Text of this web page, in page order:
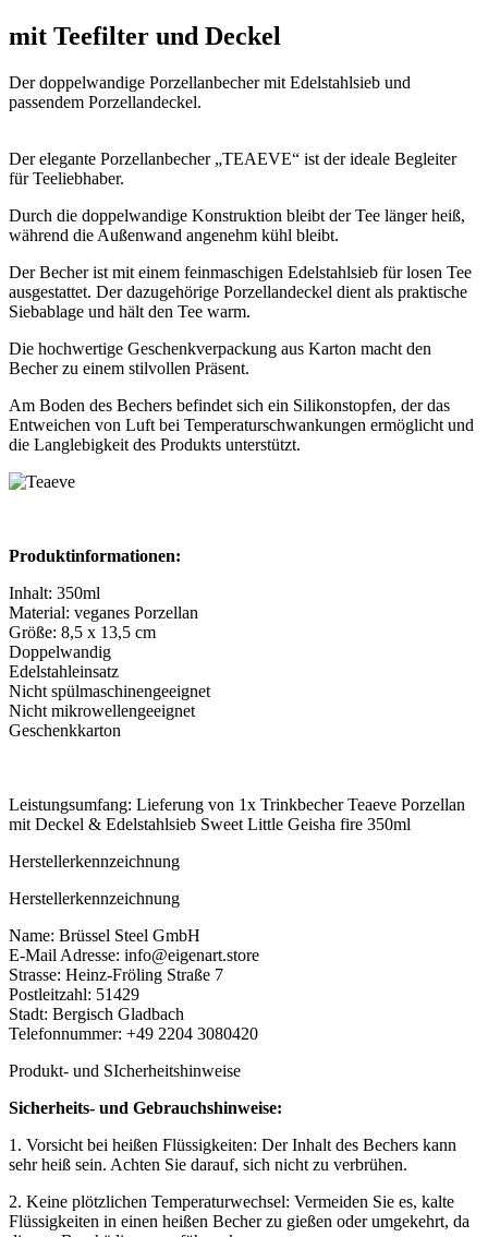
mit Teefilter und Deckel
Der doppelwandige Porzellanbecher mit Edelstahlsieb und
passendem Porzellandeckel.
Der elegante Porzellanbecher „TEAEVE“ ist der ideale Begleiter
für Teeliebhaber.
Durch die doppelwandige Konstruktion bleibt der Tee länger heiß,
während die Außenwand angenehm kühl bleibt.
Der Becher ist mit einem feinmaschigen Edelstahlsieb für losen Tee
ausgestattet. Der dazugehörige Porzellandeckel dient als praktische
Siebablage und hält den Tee warm.
Die hochwertige Geschenkverpackung aus Karton macht den
Becher zu einem stilvollen Präsent.
Am Boden des Bechers befindet sich ein Silikonstopfen, der das
Entweichen von Luft bei Temperaturschwankungen ermöglicht und
die Langlebigkeit des Produkts unterstützt.
Produktinformationen:
Inhalt: 350ml
Material: veganes Porzellan
Größe: 8,5 x 13,5 cm
Doppelwandig
Edelstahleinsatz
Nicht spülmaschinengeeignet
Nicht mikrowellengeeignet
Geschenkkarton
Leistungsumfang: Lieferung von 1x Trinkbecher Teaeve Porzellan
mit Deckel & Edelstahlsieb Sweet Little Geisha fire 350ml
Herstellerkennzeichnung
Herstellerkennzeichnung
Name: Brüssel Steel GmbH
E-Mail Adresse: info@eigenart.store
Strasse: Heinz-Fröling Straße 7
Postleitzahl: 51429
Stadt: Bergisch Gladbach
Telefonnummer: +49 2204 3080420
Produkt- und SIcherheitshinweise
Sicherheits- und Gebrauchshinweise:
1. Vorsicht bei heißen Flüssigkeiten: Der Inhalt des Bechers kann
sehr heiß sein. Achten Sie darauf, sich nicht zu verbrühen.
2. Keine plötzlichen Temperaturwechsel: Vermeiden Sie es, kalte
Flüssigkeiten in einen heißen Becher zu gießen oder umgekehrt, da